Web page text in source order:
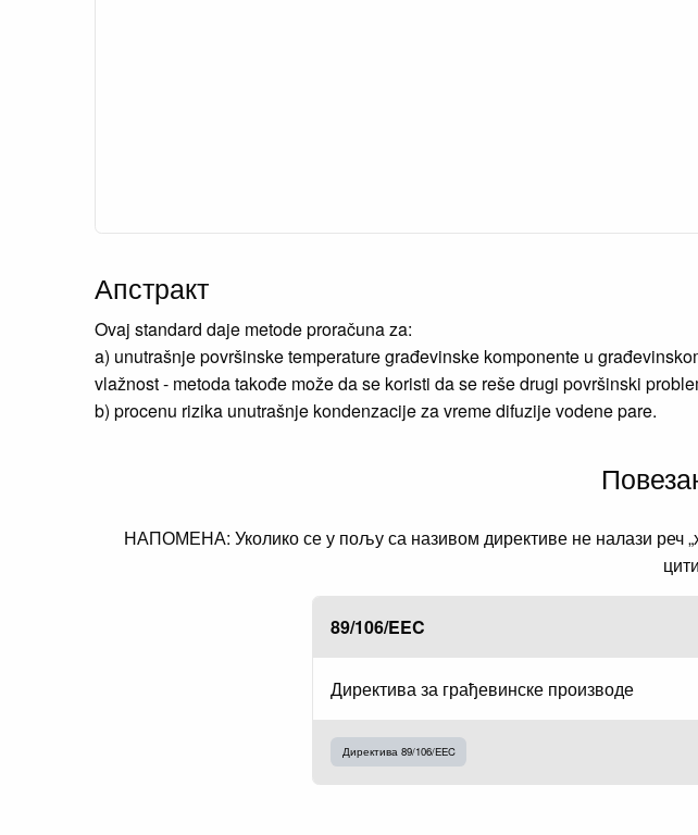
Апстракт
Ovaj standard daje metode proračuna za:
a) unutrašnje površinske temperature građevinske komponente u
vlažnost - metoda takođe može da se koristi da se reše drugi površinski
b) procenu rizika unutrašnje kondenzacije za vreme difuzije vodene pare.
НАПОМЕНА: Уколико се у пољу са називом директиве не налази реч
89/106/EEC
Директива за грађевинске производе
Директива 89/106/EEC